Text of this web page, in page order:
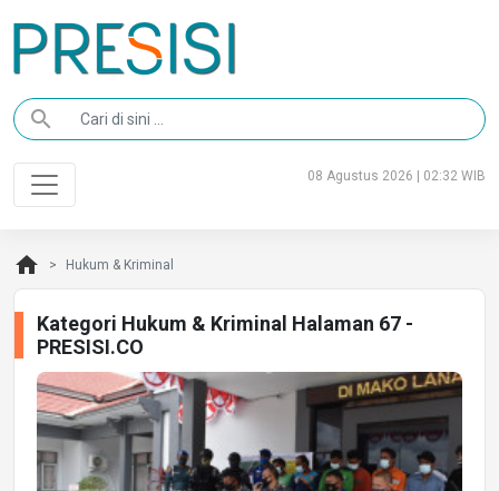
search
08 Agustus 2026 | 02:32 WIB
home Hukum & Kriminal
Kategori Hukum & Kriminal Halaman 67 -
PRESISI.CO